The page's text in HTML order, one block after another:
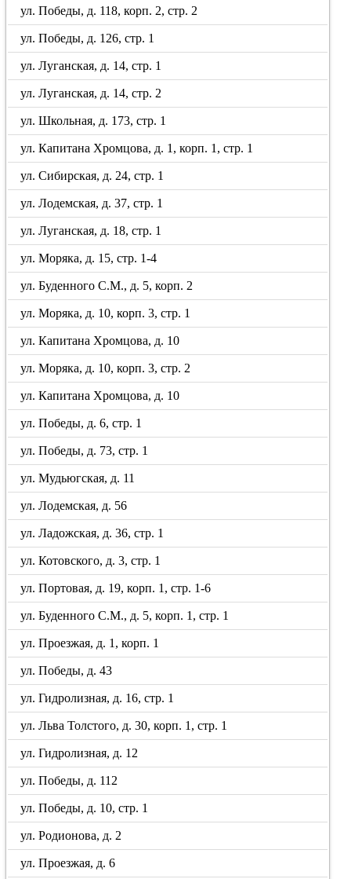
ул. Победы, д. 118, корп. 2, стр. 2
ул. Победы, д. 126, стр. 1
ул. Луганская, д. 14, стр. 1
ул. Луганская, д. 14, стр. 2
ул. Школьная, д. 173, стр. 1
ул. Капитана Хромцова, д. 1, корп. 1, стр. 1
ул. Сибирская, д. 24, стр. 1
ул. Лодемская, д. 37, стр. 1
ул. Луганская, д. 18, стр. 1
ул. Моряка, д. 15, стр. 1-4
ул. Буденного С.М., д. 5, корп. 2
ул. Моряка, д. 10, корп. 3, стр. 1
ул. Капитана Хромцова, д. 10
ул. Моряка, д. 10, корп. 3, стр. 2
ул. Капитана Хромцова, д. 10
ул. Победы, д. 6, стр. 1
ул. Победы, д. 73, стр. 1
ул. Мудьюгская, д. 11
ул. Лодемская, д. 56
ул. Ладожская, д. 36, стр. 1
ул. Котовского, д. 3, стр. 1
ул. Портовая, д. 19, корп. 1, стр. 1-6
ул. Буденного С.М., д. 5, корп. 1, стр. 1
ул. Проезжая, д. 1, корп. 1
ул. Победы, д. 43
ул. Гидролизная, д. 16, стр. 1
ул. Льва Толстого, д. 30, корп. 1, стр. 1
ул. Гидролизная, д. 12
ул. Победы, д. 112
ул. Победы, д. 10, стр. 1
ул. Родионова, д. 2
ул. Проезжая, д. 6